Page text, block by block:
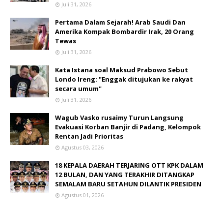
Juli 31, 2026
Pertama Dalam Sejarah! Arab Saudi Dan
Amerika Kompak Bombardir Irak, 20 Orang
Tewas
Juli 31, 2026
Kata Istana soal Maksud Prabowo Sebut
Londo Ireng: "Enggak ditujukan ke rakyat
secara umum"
Juli 31, 2026
Wagub Vasko rusaimy Turun Langsung
Evakuasi Korban Banjir di Padang, Kelompok
Rentan Jadi Prioritas
Agustus 03, 2026
18 KEPALA DAERAH TERJARING OTT KPK DALAM
12 BULAN, DAN YANG TERAKHIR DITANGKAP
SEMALAM BARU SETAHUN DILANTIK PRESIDEN
Agustus 01, 2026